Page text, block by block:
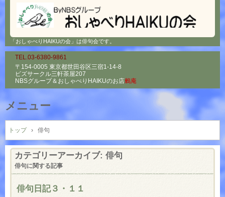
「おしゃべりHAIKUの会」は俳句会です。
TEL.03-6380-9861
〒154-0005 東京都世田谷区三宿1-14-8
ビズサークル三軒茶屋207
NBSグループ＆ おしゃべりHAIKUのお店鶫庵
メニュー
コ
ン
テ
ン
へ
トップ › 俳句
カテゴリーアーカイブ: 俳句
俳句に関する記事
俳句日記３・１１